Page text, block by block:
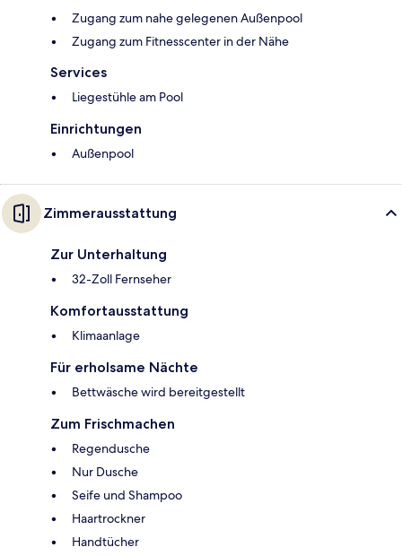
Zugang zum nahe gelegenen Außenpool
Zugang zum Fitnesscenter in der Nähe
Services
Liegestühle am Pool
Einrichtungen
Außenpool
Zimmerausstattung
Zur Unterhaltung
32-Zoll Fernseher
Komfortausstattung
Klimaanlage
Für erholsame Nächte
Bettwäsche wird bereitgestellt
Zum Frischmachen
Regendusche
Nur Dusche
Seife und Shampoo
Haartrockner
Handtücher